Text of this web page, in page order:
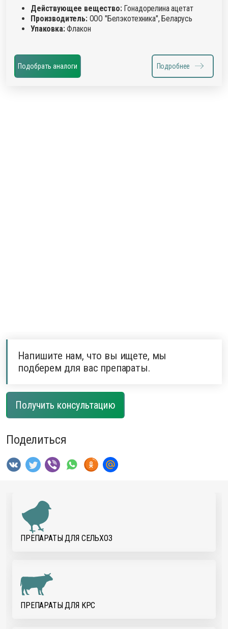
Действующее вещество:Гонадорелина ацетат
Производитель:ООО "Белэкотехника", Беларусь
Упаковка:Флакон
Подобрать аналоги Подробнее
Напишите нам, что вы ищете, мы
подберем для вас препараты.
Получить консультацию
Поделиться
ПРЕПАРАТЫ ДЛЯ CЕЛЬХОЗ
ПРЕПАРАТЫ ДЛЯ КРС